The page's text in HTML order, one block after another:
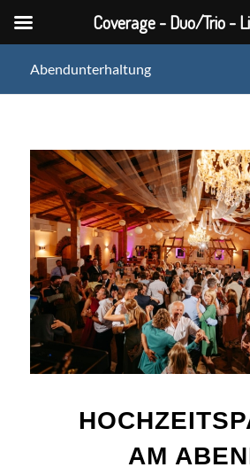
Abendunterhaltung
AM
Coverage - Duo/Trio -